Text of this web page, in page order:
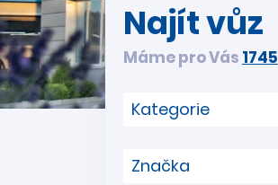
Najít vůz
Máme pro Vás 1745